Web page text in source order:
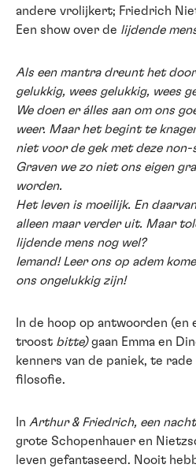
andere vrolijkert; Friedrich
Een show over de lijdende
Als een mantra dreunt het
gelukkig, wees gelukkig, wees
We doen er álles aan om ons
weer. Maar het begint te
niet voor de gek met deze
Graven we zo niet ons eigen
worden.
Het leven is moeilijk. En
alleen maar verder uit. Maar
lijdende mens nog wel?
Iemand! Leer ons op adem
ons ongelukkig zijn!
In de hoop op antwoorden (en
troost bitte)gaan Emma en
kenners van de paniek, te
filosofie.
In Arthur & Friedrich, een
grote Schopenhauer en
leven gefantaseerd. Nooit